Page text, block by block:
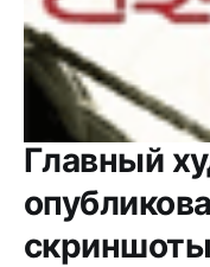
Главный
скриншоты